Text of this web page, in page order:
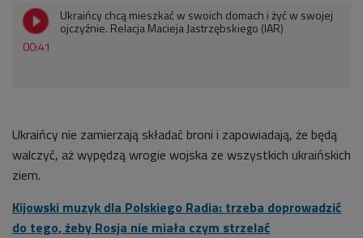
00:41
Ukraińcy chcą mieszkać w swoich domach i żyć w swojej
ojczyźnie. Relacja Macieja Jastrzębskiego (IAR)
Ukraińcy nie zamierzają składać broni i zapowiadają, że będą
walczyć, aż wypędzą wrogie wojska ze wszystkich ukraińskich
ziem.
Kijowski muzyk dla Polskiego Radia: trzeba doprowadzić
do tego, żeby Rosja nie miała czym strzelać